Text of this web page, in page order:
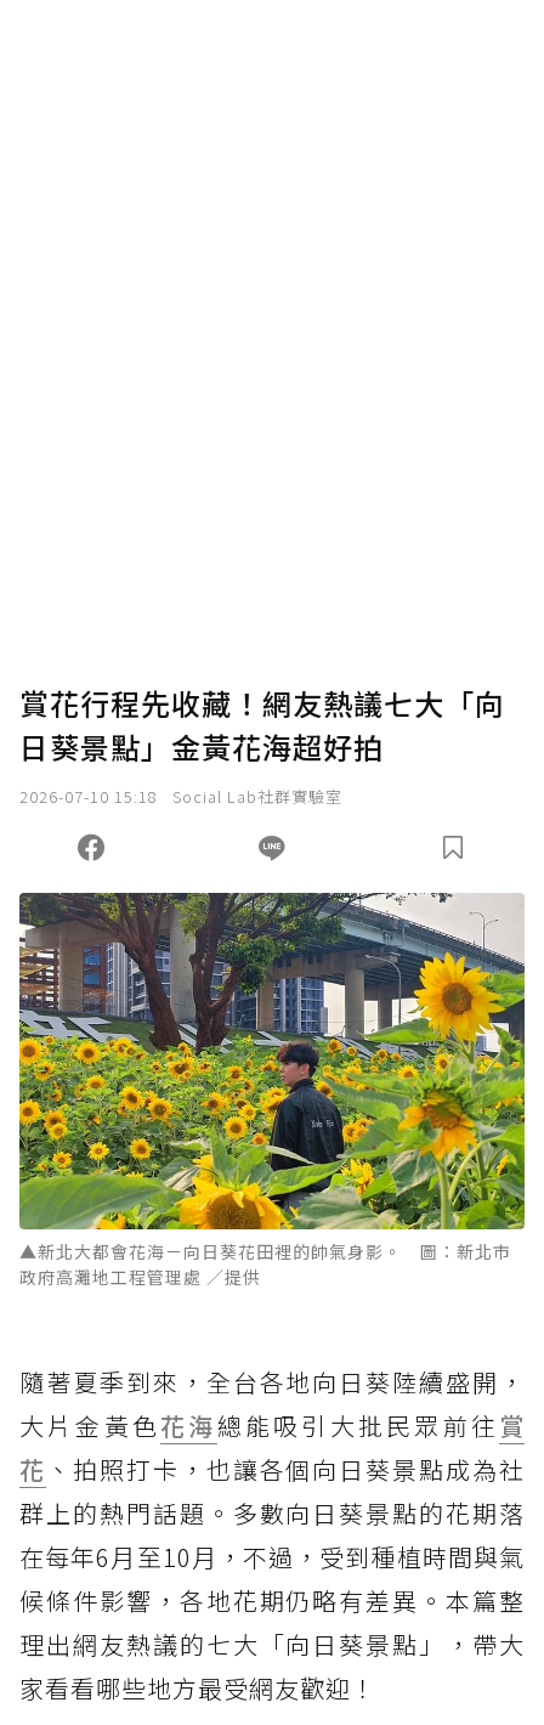
賞花行程先收藏！網友熱議七大「向
日葵景點」金黃花海超好拍
2026-07-10 15:18 Social Lab社群實驗室
▲新北大都會花海－向日葵花田裡的帥氣身影。 圖：新北市
政府高灘地工程管理處 ／提供
隨著夏季到來，全台各地向日葵陸續盛開，
大片金黃色花海總能吸引大批民眾前往 賞
花 、拍照打卡，也讓各個向日葵景點成為社
群上的熱門話題。多數向日葵景點的花期落
在每年6月至10月，不過，受到種植時間與氣
候條件影響，各地花期仍略有差異。本篇整
理出網友熱議的七大「向日葵景點」，帶大
家看看哪些地方最受網友歡迎！